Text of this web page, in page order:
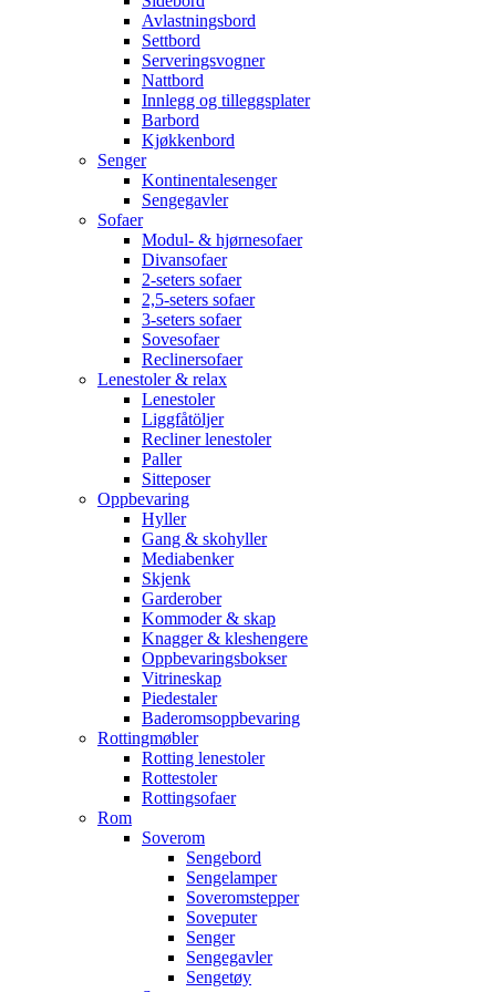
Avlastningsbord
Settbord
Serveringsvogner
Nattbord
Innlegg og tilleggsplater
Barbord
Kjøkkenbord
Senger
Kontinentalesenger
Sengegavler
Sofaer
Modul- & hjørnesofaer
Divansofaer
2-seters sofaer
2,5-seters sofaer
3-seters sofaer
Sovesofaer
Reclinersofaer
Lenestoler & relax
Lenestoler
Liggfåtöljer
Recliner lenestoler
Paller
Sitteposer
Oppbevaring
Hyller
Gang & skohyller
Mediabenker
Skjenk
Garderober
Kommoder & skap
Knagger & kleshengere
Oppbevaringsbokser
Vitrineskap
Piedestaler
Baderomsoppbevaring
Rottingmøbler
Rotting lenestoler
Rottestoler
Rottingsofaer
Rom
Soverom
Sengebord
Sengelamper
Soveromstepper
Soveputer
Senger
Sengegavler
Sengetøy